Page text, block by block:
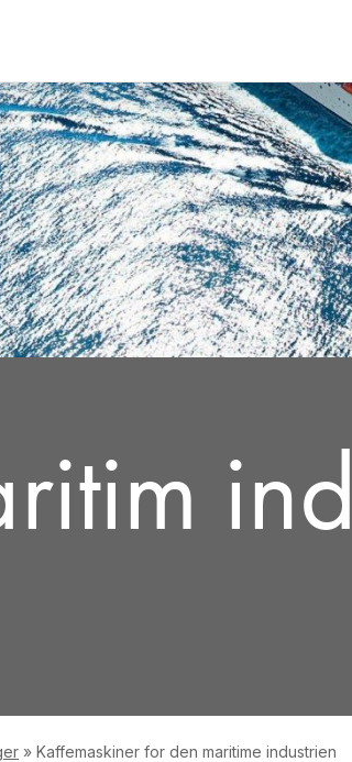
» Kaffemaskiner for den maritime industrien